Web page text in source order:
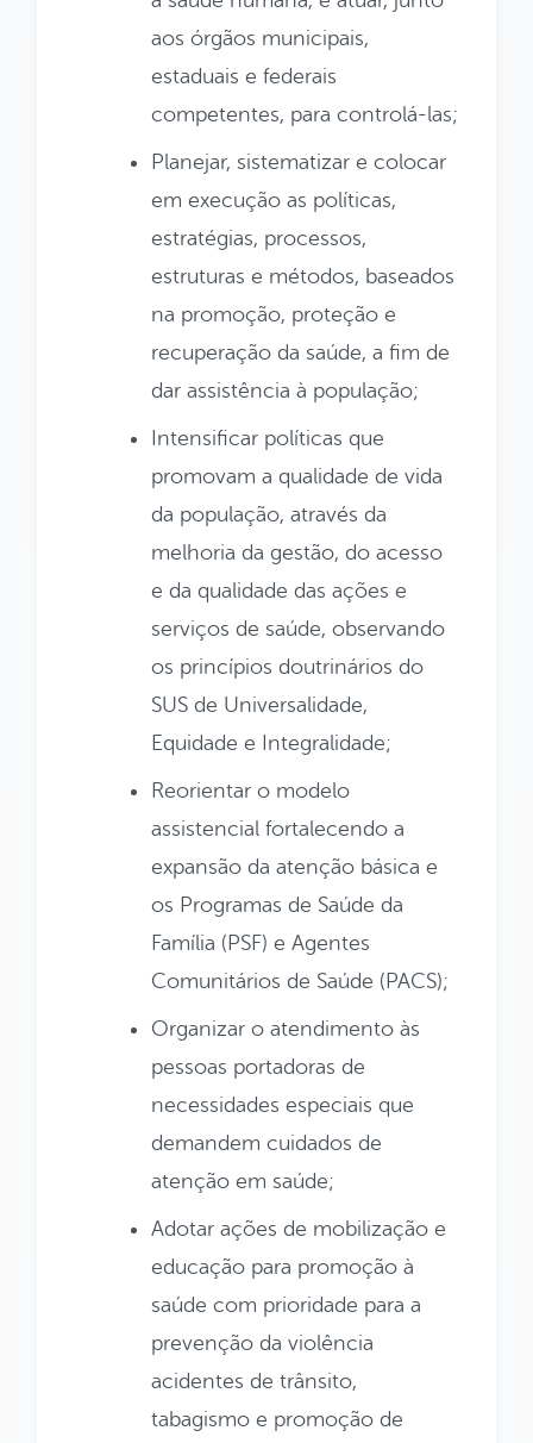
aos órgãos municipais,
estaduais e federais
competentes, para controlá-las;
Planejar, sistematizar e colocar
em execução as políticas,
estratégias, processos,
estruturas e métodos, baseados
na promoção, proteção e
recuperação da saúde, a fim de
dar assistência à população;
Intensificar políticas que
promovam a qualidade de vida
da população, através da
melhoria da gestão, do acesso
e da qualidade das ações e
serviços de saúde, observando
os princípios doutrinários do
SUS de Universalidade,
Equidade e Integralidade;
Reorientar o modelo
assistencial fortalecendo a
expansão da atenção básica e
os Programas de Saúde da
Família (PSF) e Agentes
Comunitários de Saúde (PACS);
Organizar o atendimento às
pessoas portadoras de
necessidades especiais que
demandem cuidados de
atenção em saúde;
Adotar ações de mobilização e
educação para promoção à
saúde com prioridade para a
prevenção da violência
acidentes de trânsito,
tabagismo e promoção de